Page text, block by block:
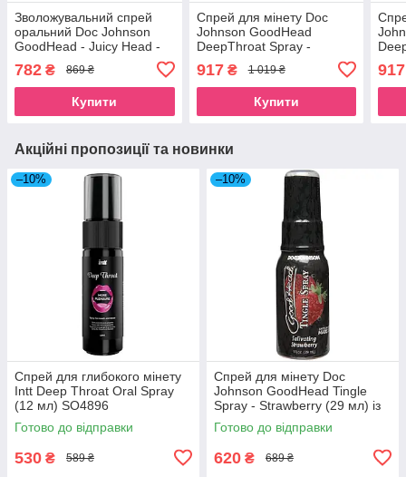
Зволожувальний спрей
оральний Doc Johnson
GoodHead - Juicy Head -
Champagne 59мл
782 ₴ 869 ₴
Купити
Спрей для мінету Doc
Johnson GoodHead
DeepThroat Spray -
глибокого мінету SO2799
917₴ 1 019 ₴
Купити
917
Акційні пропозиції та новинки
–10%
Спрей для глибокого мінету
Intt Deep Throat Oral Spray
(12 мл) SO4896
Готово до відправки
530 ₴ 589 ₴
–10%
Спрей для мінету Doc
Johnson GoodHead Tingle
Spray - Strawberry (29 мл) із
стимулюючим ефектом
SO3492
Готово до відправки
620 ₴ 689 ₴